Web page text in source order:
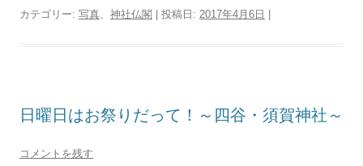
カテゴリー: 写真 神社仏閣 | 投稿日: 2017年4月6日 |
日曜日はお祭りだって！～四谷・須賀神社～
コメントを残す